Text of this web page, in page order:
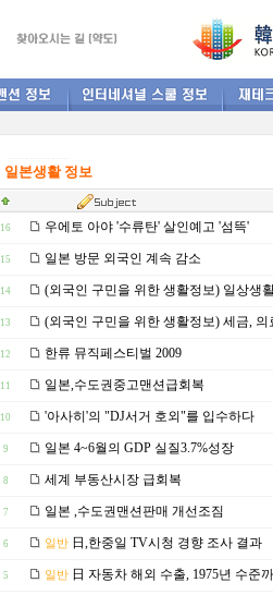
일본생활 정보
16 우에토 아야 '수류탄' 살인예고 '섬뜩'
15 일본 방문 외국인 계속 감소
14 (외국인 구민을 위한 생활정보) 일상생
13 (외국인 구민을 위한 생활정보) 세금, 의
12 한류 뮤직페스티벌 2009
11 일본,수도권중고맨션급회복
10 '아사히'의 "DJ서거 호외"를 입수하다
9 일본 4~6월의 GDP 실질3.7%성장
8 세계 부동산시장 급회복
7 일본 ,수도권맨션판매 개선조짐
6 일반 日,한중일 TV시청 경향 조사 결과
5 일반 日 자동차 해외 수출, 1975년 수준